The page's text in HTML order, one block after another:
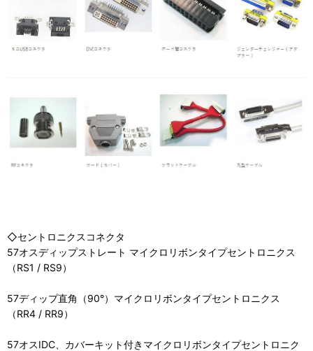
◇セントロニクスコネクタ
57オスディップストレート マイクロリボンタイプセントロニクス
（RS1 / RS9）
57ディップ直角（90°）マイクロリボンタイプセントロニクス
（RR4 / RR9）
57オスIDC、カバーキット付きマイクロリボンタイプセントロニク